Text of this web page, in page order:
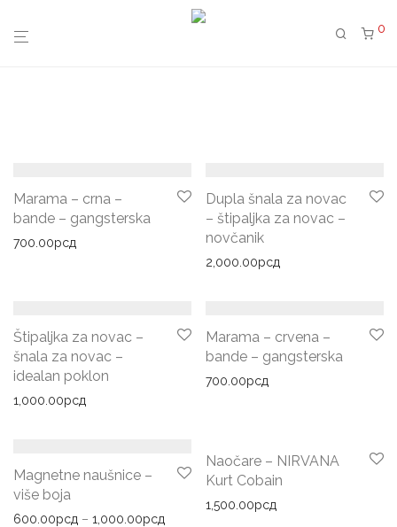
0
Marama – crna –
bande – gangsterska
700.00рсд
Dupla šnala za novac
– štipaljka za novac –
novčanik
2,000.00рсд
Štipaljka za novac –
šnala za novac –
idealan poklon
1,000.00рсд
Marama – crvena –
bande – gangsterska
700.00рсд
Magnetne naušnice –
više boja
600.00рсд – 1,000.00рсд
Naočare – NIRVANA
Kurt Cobain
1,500.00рсд